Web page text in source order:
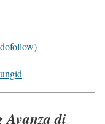
Avanza di